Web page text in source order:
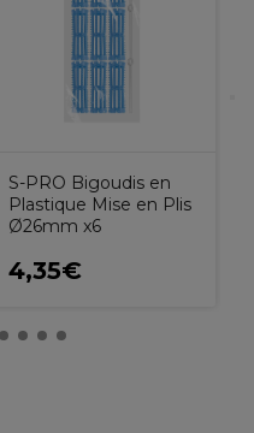
S-PRO Bigoudis en
Plastique Mise en Plis
Ø26mm x6
4,35€